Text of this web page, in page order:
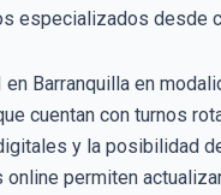
especializados desde
en Barranquilla en
cuentan con turnos
y la posibilidad
permiten